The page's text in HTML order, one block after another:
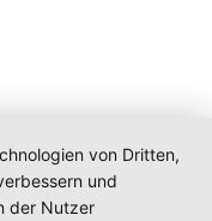
von Dritten,
und
der Nutzer